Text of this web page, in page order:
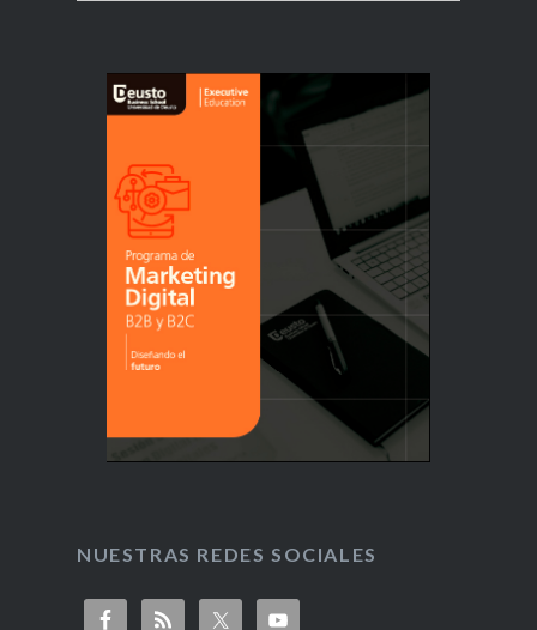
NUESTRAS REDES SOCIALES